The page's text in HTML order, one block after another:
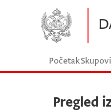
Početak
Pregled